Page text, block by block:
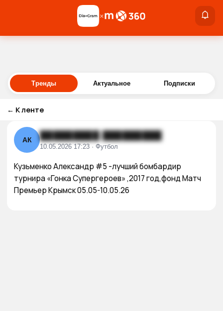
Войти
×
Тренды Актуальное Подписки
← К ленте
АК █████████ █████████
10.05.2026 17:23 · Футбол
Кузьменко Александр #5 -лучший бомбардир
турнира «Гонка Супергероев» ,2017 год,фонд Матч
Премьер Крымск 05.05-10.05.26